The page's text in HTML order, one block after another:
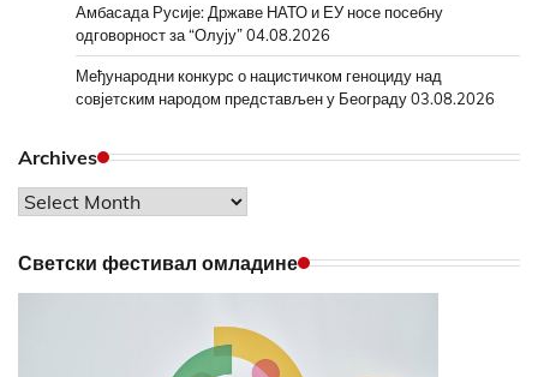
Амбасада Русије: Државе НАТО и ЕУ носе посебну
одговорност за “Олују”04.08.2026
Међународни конкурс о нацистичком геноциду над
совјетским народом представљен у Београду03.08.2026
Archives
Archives
Светски фестивал омладине